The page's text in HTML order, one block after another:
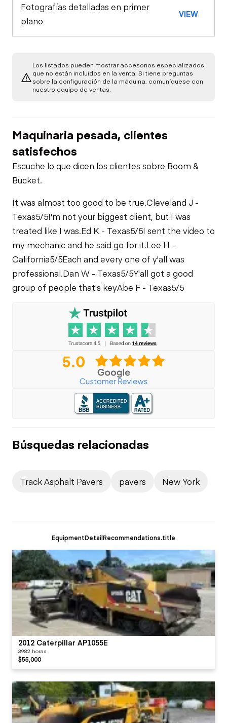
Fotografías detalladas en primer
plano
VIEW
Los listados pueden mostrar accesorios especializados
que no están incluidos en la venta. Si tiene preguntas
sobre la configuración de la máquina, comuníquese con
nuestro equipo de ventas.
Maquinaria pesada, clientes
satisfechos
Escuche lo que dicen los clientes sobre Boom &
Bucket.
It was almost too good to be true.Cleveland J -
Texas5/5I'm not your biggest client, but I was
treated like I was.Ed K - Texas5/5I sent the video to
my mechanic and he said go for it.Lee H -
California5/5Each and every one of y'all was
professional.Dan W - Texas5/5Y'all got a good
group of people that's keyAbe F - Texas5/5
Búsquedas relacionadas
Track Asphalt Pavers pavers New York
EquipmentDetailRecommendations.title
2012 Caterpillar AP1055E
3982 horas
$55,000